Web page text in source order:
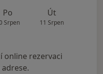
Po
Srpen
Út
11 Srpen
online rezervaci